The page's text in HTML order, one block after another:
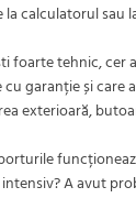
calculatorul
foarte tehnic,
garanție și
exterioară,
A avut